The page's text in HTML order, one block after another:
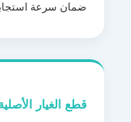
ضمان سرعة
قطع الغيار